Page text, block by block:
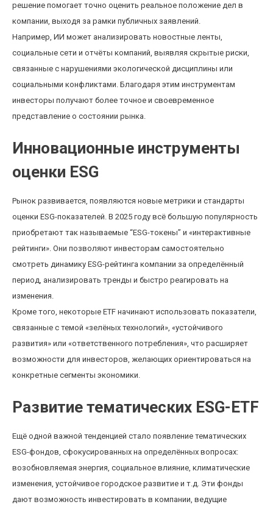
решение помогает точно оценить реальное положение дел в
компании, выходя за рамки публичных заявлений.
Например, ИИ может анализировать новостные ленты,
социальные сети и отчёты компаний, выявляя скрытые риски,
связанные с нарушениями экологической дисциплины или
социальными конфликтами. Благодаря этим инструментам
инвесторы получают более точное и своевременное
представление о состоянии рынка.
Инновационные инструменты
оценки ESG
Рынок развивается, появляются новые метрики и стандарты
оценки ESG-показателей. В 2025 году всё большую популярность
приобретают так называемые “ESG-токены” и «интерактивные
рейтинги». Они позволяют инвесторам самостоятельно
смотреть динамику ESG-рейтинга компании за определённый
период, анализировать тренды и быстро реагировать на
изменения.
Кроме того, некоторые ETF начинают использовать показатели,
связанные с темой «зелёных технологий», «устойчивого
развития» или «ответственного потребления», что расширяет
возможности для инвесторов, желающих ориентироваться на
конкретные сегменты экономики.
Развитие тематических ESG-ETF
Ещё одной важной тенденцией стало появление тематических
ESG-фондов, сфокусированных на определённых вопросах:
возобновляемая энергия, социальное влияние, климатические
изменения, устойчивое городское развитие и т.д. Эти фонды
дают возможность инвестировать в компании, ведущие